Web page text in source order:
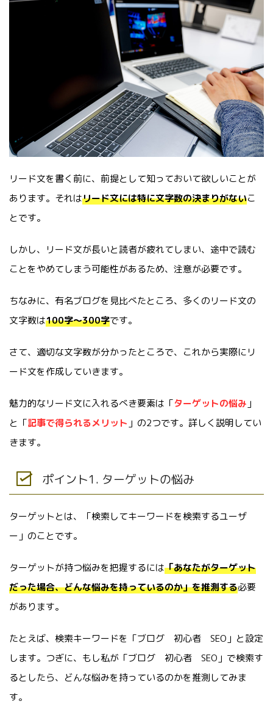
リード文を書く前に、前提として知っておいて欲しいことが
あります。それはリード文には特に文字数の決まりがないこ
とです。
しかし、リード文が長いと読者が疲れてしまい、途中で読む
ことをやめてしまう可能性があるため、注意が必要です。
ちなみに、有名ブログを見比べたところ、多くのリード文の
文字数は100字～300字です。
さて、適切な文字数が分かったところで、これから実際にリ
ード文を作成していきます。
魅力的なリード文に入れるべき要素は「ターゲットの悩み 」
と「記事で得られるメリット 」の2つです。詳しく説明してい
きます。
ポイント1. ターゲットの悩み
ターゲットとは、「検索してキーワードを検索するユーザ
ー」のことです。
ターゲットが持つ悩みを把握するには「あなたがターゲット
だった場合、どんな悩みを持っているのか」を推測する必要
があります。
たとえば、検索キーワードを「ブログ 初心者 SEO」と設定
します。つぎに、もし私が「ブログ 初心者 SEO」で検索す
るとしたら、どんな悩みを持っているのかを推測してみま
す。